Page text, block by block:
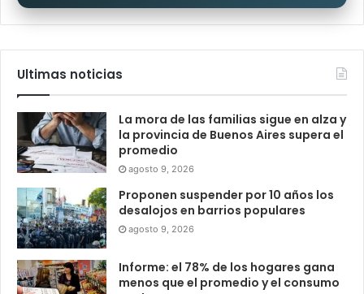
Ultimas noticias
La mora de las familias sigue en alza y
la provincia de Buenos Aires supera el
promedio
agosto 9, 2026
Proponen suspender por 10 años los
desalojos en barrios populares
agosto 9, 2026
Informe: el 78% de los hogares gana
menos que el promedio y el consumo